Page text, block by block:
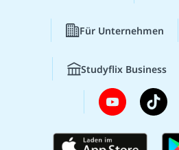
Für Unternehmen
Studyflix Business